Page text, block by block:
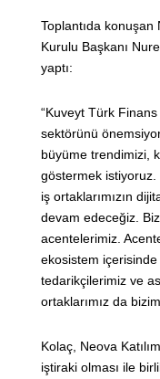
Toplantıda konuşan
Kurulu Başkanı
yaptı:
“Kuveyt Türk
sektörünü
büyüme trendimizi,
göstermek
iş ortaklarımızın
devam edeceğiz.
acentelerimiz.
ekosistem
tedarikçilerimiz ve
ortaklarımız da
Kolaç, Neova
iştiraki olması ile